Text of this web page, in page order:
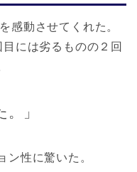
感動させてくれた。
には劣るものの２回
」
ン性に驚いた。